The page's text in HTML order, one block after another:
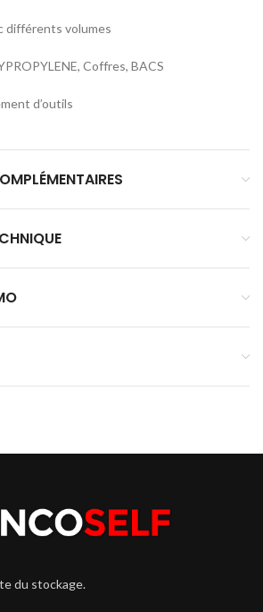
différents volumes
Coffres, BACS
d’outils
du stockage.